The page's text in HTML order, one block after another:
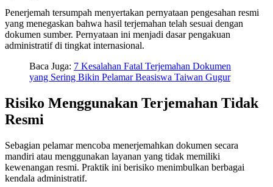
Penerjemah tersumpah menyertakan pernyataan pengesahan resmi
yang menegaskan bahwa hasil terjemahan telah sesuai dengan
dokumen sumber. Pernyataan ini menjadi dasar pengakuan
administratif di tingkat internasional.
Baca Juga: 7 Kesalahan Fatal Terjemahan Dokumen
yang Sering Bikin Pelamar Beasiswa Taiwan Gugur
Risiko Menggunakan Terjemahan Tidak
Resmi
Sebagian pelamar mencoba menerjemahkan dokumen secara
mandiri atau menggunakan layanan yang tidak memiliki
kewenangan resmi. Praktik ini berisiko menimbulkan berbagai
kendala administratif.